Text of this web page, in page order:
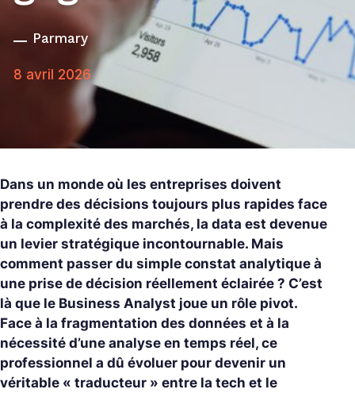
Parmary
8 avril 2026
Dans un monde où les entreprises doivent
prendre des décisions toujours plus rapides face
à la complexité des marchés, la data est devenue
un levier stratégique incontournable. Mais
comment passer du simple constat analytique à
une prise de décision réellement éclairée ? C’est
là que le Business Analyst joue un rôle pivot.
Face à la fragmentation des données et à la
nécessité d’une analyse en temps réel, ce
professionnel a dû évoluer pour devenir un
véritable « traducteur » entre la tech et le